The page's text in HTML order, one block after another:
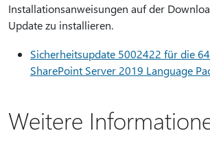
Installationsanweisungen auf der
Update zu installieren.
Sicherheitsupdate 5002422 für die
SharePoint Server 2019 Language
Weitere